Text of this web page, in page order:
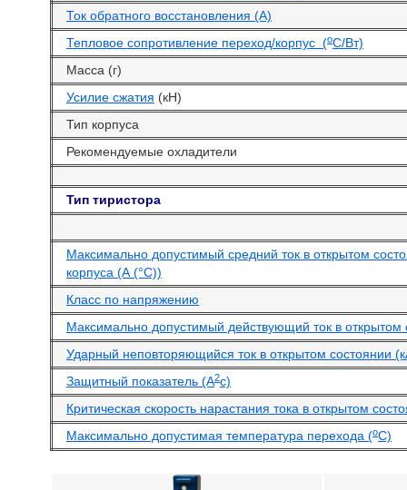
Ток обратного восстановления (А)
Тепловое сопротивление переход/корпус (oС/Вт)
Масса (г)
Усилие сжатия (кН)
Тип корпуса
Рекомендуемые охладители
Тип тиристора
Максимально допустимый средний ток в открытом
корпуса (А (°С))
Класс по напряжению
Максимально допустимый действующий ток в открытом
Ударный неповторяющийся ток в открытом состоянии
Защитный показатель (А2с)
Критическая скорость нарастания тока в открытом
Максимально допустимая температура перехода (oС)